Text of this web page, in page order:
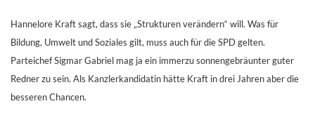
Hannelore Kraft sagt, dass sie „Strukturen verändern“ will. Was für
Bildung, Umwelt und Soziales gilt, muss auch für die SPD gelten.
Parteichef Sigmar Gabriel mag ja ein immerzu sonnengebräunter guter
Redner zu sein. Als Kanzlerkandidatin hätte Kraft in drei Jahren aber die
besseren Chancen.